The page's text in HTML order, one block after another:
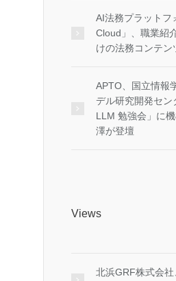
AI法務プラットフ
Cloud」、職業紹
けの法務コンテン
APTO、国立情報
デル研究開発セン
LLM 勉強会」に
澤が登壇
Views
北浜GRF株式会